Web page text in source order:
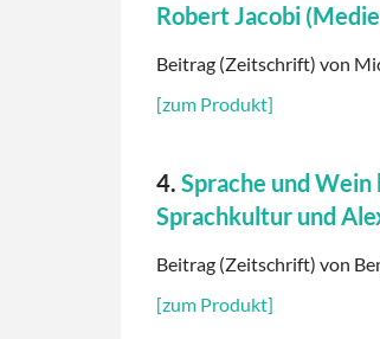
Robert Jacobi
Beitrag (Zeitschrift) von
[zum Produkt]
4. Sprache und
Sprachkultur und
Beitrag (Zeitschrift) von
[zum Produkt]